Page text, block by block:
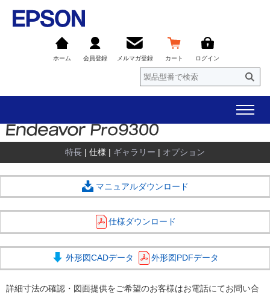
ホーム 会員登録 メルマガ登録 カート ログイン
特長 | 仕様 | ギャラリー | オプション
マニュアルダウンロード
仕様ダウンロード
外形図CADデータ 外形図PDFデータ
詳細寸法の確認・図面提供をご希望のお客様はお電話にてお問い合